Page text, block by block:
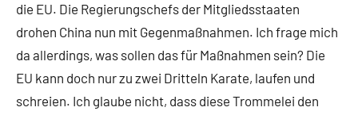
die EU. Die Regierungschefs der Mitgliedsstaaten
drohen China nun mit Gegenmaßnahmen. Ich frage mich
da allerdings, was sollen das für Maßnahmen sein? Die
EU kann doch nur zu zwei Dritteln Karate, laufen und
schreien. Ich glaube nicht, dass diese Trommelei den